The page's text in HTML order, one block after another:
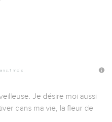
1 mois
Je désire moi aussi
dans ma vie, la fleur de